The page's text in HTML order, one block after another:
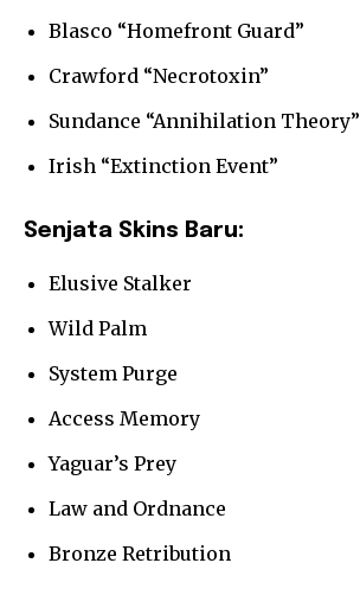
Blasco “Homefront Guard”
Crawford “Necrotoxin”
Sundance “Annihilation Theory”
Irish “Extinction Event”
Senjata Skins Baru:
Elusive Stalker
Wild Palm
System Purge
Access Memory
Yaguar’s Prey
Law and Ordnance
Bronze Retribution